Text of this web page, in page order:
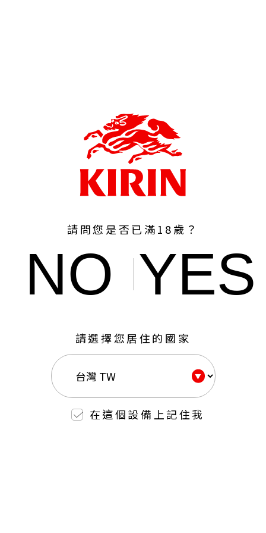
請問您是否已滿18歲？
NO YES
請選擇您居住的國家
在這個設備上記住我